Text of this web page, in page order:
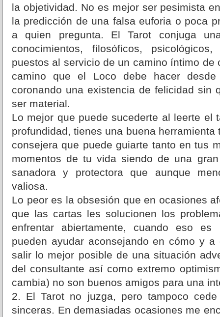
la objetividad. No es mejor ser pesimista
la predicción de una falsa euforia o poca
a quien pregunta. El Tarot conjuga
conocimientos, filosóficos,
puestos al servicio de un camino íntimo de
camino que el Loco debe hacer
coronando una existencia de felicidad sin
ser material.
Lo mejor que puede sucederte al leerte el
profundidad, tienes una buena
consejera que puede guiarte tanto en tus
momentos de tu vida siendo de una
sanadora y protectora que aunque
valiosa.
Lo peor es la obsesión que en ocasiones
que las cartas les solucionen los
enfrentar abiertamente, cuando eso
pueden ayudar aconsejando en cómo y
salir lo mejor posible de una situación
del consultante así como extremo
cambia) no son buenos amigos para una
2. El Tarot no juzga, pero tampoco
sinceras. En demasiadas ocasiones me